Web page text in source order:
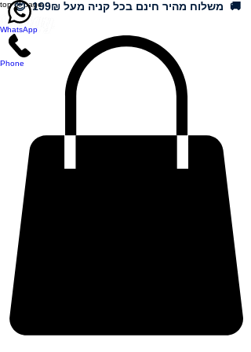
top of page 🚚 משלוח מהיר חינם בכל קניה מעל 199₪ 😍
WhatsApp
Phone